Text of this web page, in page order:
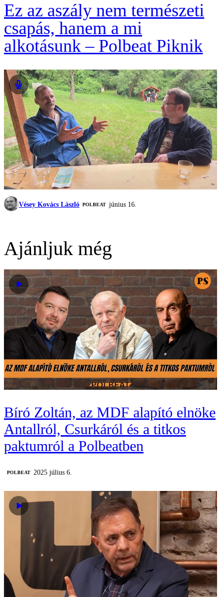
Ez az aszály nem természeti
csapás, hanem a mi
alkotásunk – Polbeat Piknik
Vésey Kovács László ‎POLBEAT június 16.
Ajánljuk még
Bíró Zoltán, az MDF alapító elnöke
Antallról, Csurkáról és a titkos
paktumról a Polbeatben
‎POLBEAT 2025 július 6.